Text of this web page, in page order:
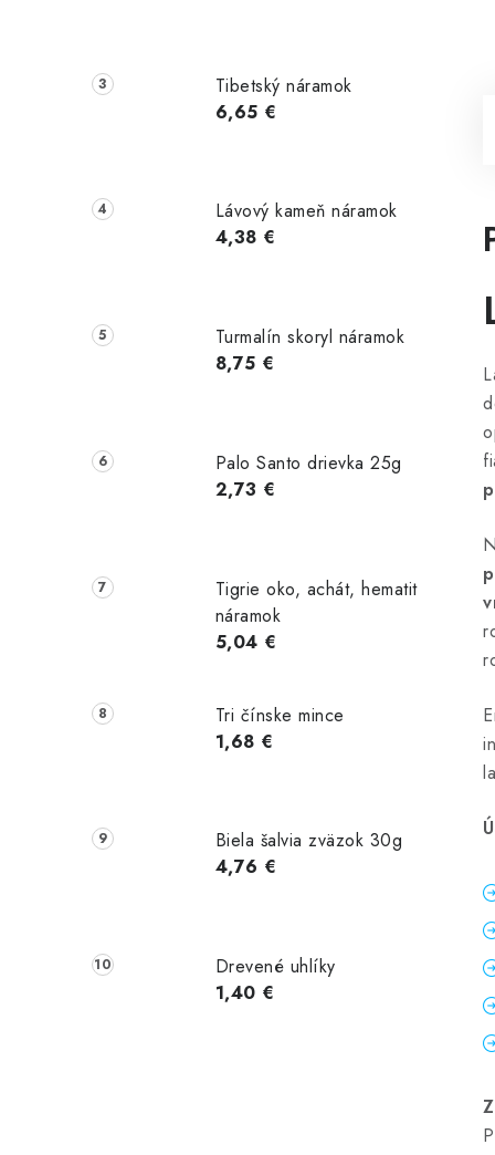
Tibetský náramok
6,65 €
Lávový kameň náramok
4,38 €
Turmalín skoryl náramok
8,75 €
Palo Santo drievka 25g
2,73 €
Tigrie oko, achát, hematit
náramok
5,04 €
Tri čínske mince
1,68 €
Biela šalvia zväzok 30g
4,76 €
Drevené uhlíky
1,40 €